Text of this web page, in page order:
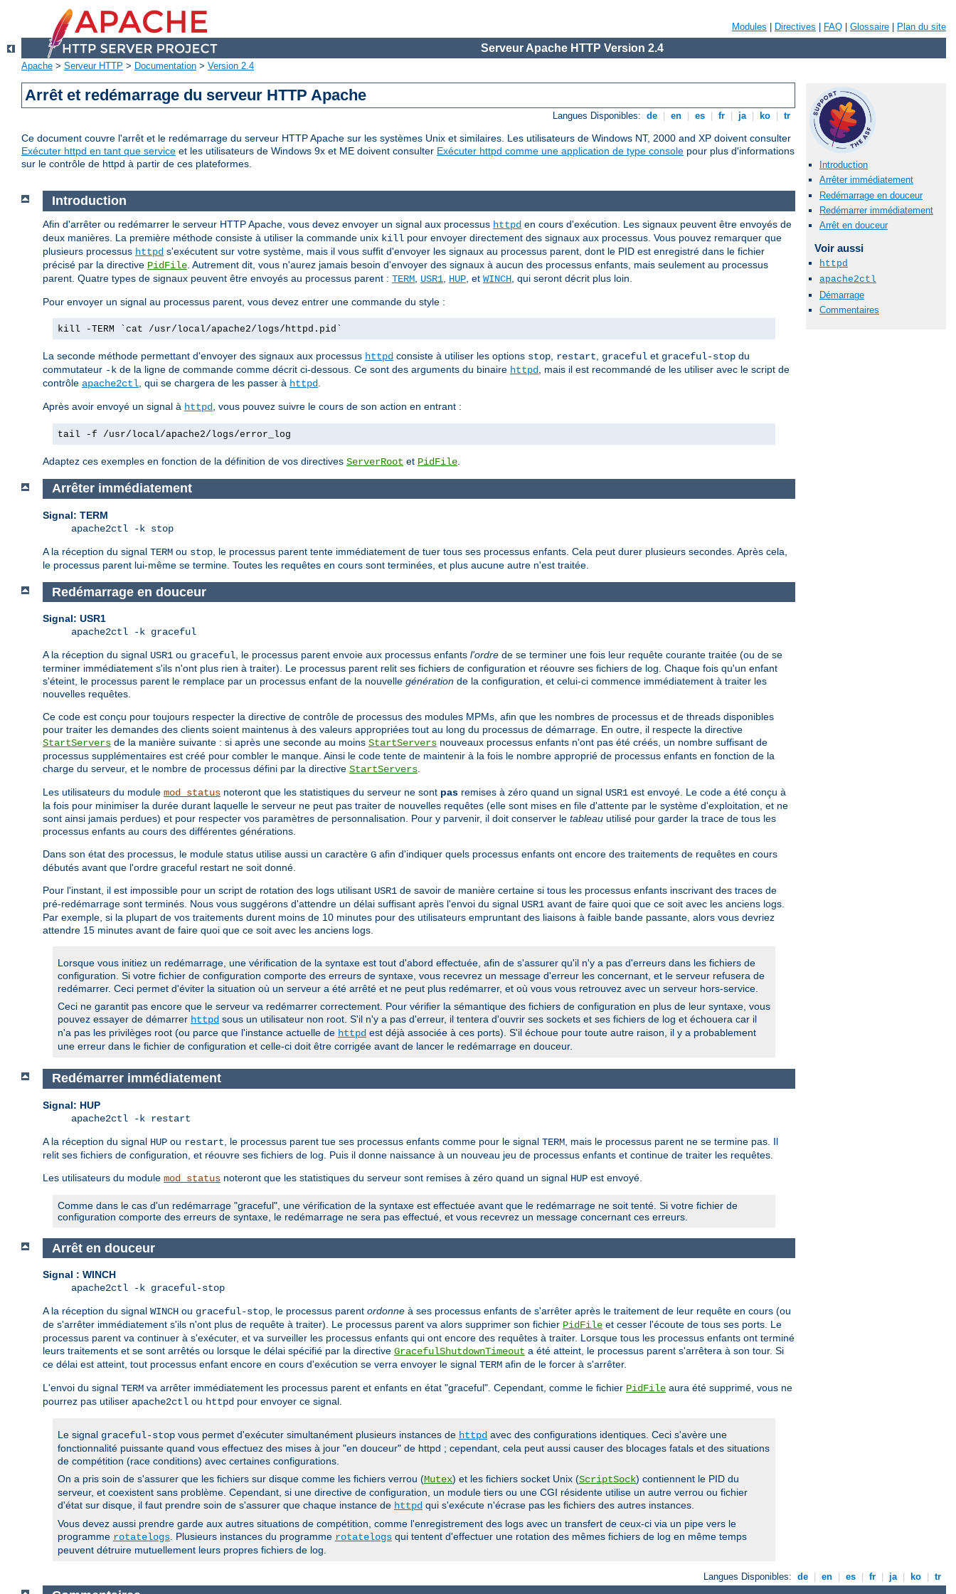
Modules Directives FAQ Glossaire Plan du site
Serveur Apache HTTP Version 2.4
Apache > Serveur HTTP > Documentation > Version 2.4
Arrêt et redémarrage du serveur HTTP Apache
Langues Disponibles: de en es fr ja ko tr
Ce document couvre l'arrêt et le redémarrage du serveur HTTP Apache sur les systèmes Unix et similaires. Les utilisateurs de Windows NT, 2000 and XP doivent consulter
Exécuter httpd en tant que service et les utilisateurs de Windows 9x et ME doivent consulter Exécuter httpd comme une application de type console pour plus d'informations
sur le contrôle de httpd à partir de ces plateformes.
Introduction
Arrêter immédiatement
Redémarrage en douceur
Redémarrer immédiatement
Arrêt en douceur
Voir aussi
httpd
apache2ctl
Démarrage
Commentaires
Introduction
Afin d'arrêter ou redémarrer le serveur HTTP Apache, vous devez envoyer un signal aux processus httpd en cours d'exécution. Les signaux peuvent être envoyés de
deux manières. La première méthode consiste à utiliser la commande unix kill pour envoyer directement des signaux aux processus. Vous pouvez remarquer que
plusieurs processus httpd s'exécutent sur votre système, mais il vous suffit d'envoyer les signaux au processus parent, dont le PID est enregistré dans le fichier
précisé par la directive PidFile . Autrement dit, vous n'aurez jamais besoin d'envoyer des signaux à aucun des processus enfants, mais seulement au processus
parent. Quatre types de signaux peuvent être envoyés au processus parent : TERM USR1 HUP , et WINCH , qui seront décrit plus loin.
Pour envoyer un signal au processus parent, vous devez entrer une commande du style :
kill -TERM `cat /usr/local/apache2/logs/httpd.pid`
La seconde méthode permettant d'envoyer des signaux aux processus httpd consiste à utiliser les options stop restart graceful et graceful-stop du
commutateur -k de la ligne de commande comme décrit ci-dessous. Ce sont des arguments du binaire httpd
, mais il est recommandé de les utiliser avec le script de
contrôle apache2ctl , qui se chargera de les passer à httpd
Après avoir envoyé un signal à httpd , vous pouvez suivre le cours de son action en entrant :
tail -f /usr/local/apache2/logs/error_log
Adaptez ces exemples en fonction de la définition de vos directives ServerRoot et PidFile
Arrêter immédiatement
Signal: TERM
apache2ctl -k stop
A la réception du signal TERM ou stop , le processus parent tente immédiatement de tuer tous ses processus enfants. Cela peut durer plusieurs secondes. Après cela,
le processus parent lui-même se termine. Toutes les requêtes en cours sont terminées, et plus aucune autre n'est traitée.
Redémarrage en douceur
Signal: USR1
apache2ctl -k graceful
A la réception du signal USR1 ou graceful, le processus parent envoie aux processus enfants l'ordre de se terminer une fois leur requête courante traitée (ou de se
terminer immédiatement s'ils n'ont plus rien à traiter). Le processus parent relit ses fichiers de configuration et réouvre ses fichiers de log. Chaque fois qu'un enfant
s'éteint, le processus parent le remplace par un processus enfant de la nouvelle génération de la configuration, et celui-ci commence immédiatement à traiter les
nouvelles requêtes.
Ce code est conçu pour toujours respecter la directive de contrôle de processus des modules MPMs, afin que les nombres de processus et de threads disponibles
pour traiter les demandes des clients soient maintenus à des valeurs appropriées tout au long du processus de démarrage. En outre, il respecte la directive
StartServers de la manière suivante : si après une seconde au moins StartServers nouveaux processus enfants n'ont pas été créés, un nombre suffisant de
processus supplémentaires est créé pour combler le manque. Ainsi le code tente de maintenir à la fois le nombre approprié de processus enfants en fonction de la
charge du serveur, et le nombre de processus défini par la directive StartServers.
Les utilisateurs du module mod_status noteront que les statistiques du serveur ne sont pas remises à zéro quand un signal USR1 est envoyé. Le code a été conçu à
la fois pour minimiser la durée durant laquelle le serveur ne peut pas traiter de nouvelles requêtes (elle sont mises en file d'attente par le système d'exploitation, et ne
sont ainsi jamais perdues) et pour respecter vos paramètres de personnalisation. Pour y parvenir, il doit conserver le tableau utilisé pour garder la trace de tous les
processus enfants au cours des différentes générations.
Dans son état des processus, le module status utilise aussi un caractère G afin d'indiquer quels processus enfants ont encore des traitements de requêtes en cours
débutés avant que l'ordre graceful restart ne soit donné.
Pour l'instant, il est impossible pour un script de rotation des logs utilisant USR1 de savoir de manière certaine si tous les processus enfants inscrivant des traces de
pré-redémarrage sont terminés. Nous vous suggérons d'attendre un délai suffisant après l'envoi du signal USR1 avant de faire quoi que ce soit avec les anciens logs.
Par exemple, si la plupart de vos traitements durent moins de 10 minutes pour des utilisateurs empruntant des liaisons à faible bande passante, alors vous devriez
attendre 15 minutes avant de faire quoi que ce soit avec les anciens logs.
Lorsque vous initiez un redémarrage, une vérification de la syntaxe est tout d'abord effectuée, afin de s'assurer qu'il n'y a pas d'erreurs dans les fichiers de
configuration. Si votre fichier de configuration comporte des erreurs de syntaxe, vous recevrez un message d'erreur les concernant, et le serveur refusera de
redémarrer. Ceci permet d'éviter la situation où un serveur a été arrêté et ne peut plus redémarrer, et où vous vous retrouvez avec un serveur hors-service.
Ceci ne garantit pas encore que le serveur va redémarrer correctement. Pour vérifier la sémantique des fichiers de configuration en plus de leur syntaxe, vous
pouvez essayer de démarrer httpd sous un utilisateur non root. S'il n'y a pas d'erreur, il tentera d'ouvrir ses sockets et ses fichiers de log et échouera car il
n'a pas les privilèges root (ou parce que l'instance actuelle de httpd est déjà associée à ces ports). S'il échoue pour toute autre raison, il y a probablement
une erreur dans le fichier de configuration et celle-ci doit être corrigée avant de lancer le redémarrage en douceur.
Redémarrer immédiatement
Signal: HUP
apache2ctl -k restart
A la réception du signal HUP ou restart , le processus parent tue ses processus enfants comme pour le signal TERM , mais le processus parent ne se termine pas. Il
relit ses fichiers de configuration, et réouvre ses fichiers de log. Puis il donne naissance à un nouveau jeu de processus enfants et continue de traiter les requêtes.
Les utilisateurs du module mod_status noteront que les statistiques du serveur sont remises à zéro quand un signal HUP est envoyé.
Comme dans le cas d'un redémarrage "graceful", une vérification de la syntaxe est effectuée avant que le redémarrage ne soit tenté. Si votre fichier de
configuration comporte des erreurs de syntaxe, le redémarrage ne sera pas effectué, et vous recevrez un message concernant ces erreurs.
Arrêt en douceur
Signal : WINCH
apache2ctl -k graceful-stop
A la réception du signal WINCH ou graceful-stop, le processus parent ordonne à ses processus enfants de s'arrêter après le traitement de leur requête en cours (ou
de s'arrêter immédiatement s'ils n'ont plus de requête à traiter). Le processus parent va alors supprimer son fichier PidFile et cesser l'écoute de tous ses ports. Le
processus parent va continuer à s'exécuter, et va surveiller les processus enfants qui ont encore des requêtes à traiter. Lorsque tous les processus enfants ont terminé
leurs traitements et se sont arrêtés ou lorsque le délai spécifié par la directive GracefulShutdownTimeout a été atteint, le processus parent s'arrêtera à son tour. Si
ce délai est atteint, tout processus enfant encore en cours d'exécution se verra envoyer le signal TERM afin de le forcer à s'arrêter.
L'envoi du signal TERM va arrêter immédiatement les processus parent et enfants en état "graceful". Cependant, comme le fichier PidFile aura été supprimé, vous ne
pourrez pas utiliser apache2ctl ou httpd pour envoyer ce signal.
Le signal graceful-stop vous permet d'exécuter simultanément plusieurs instances de httpd avec des configurations identiques. Ceci s'avère une
fonctionnalité puissante quand vous effectuez des mises à jour "en douceur" de httpd ; cependant, cela peut aussi causer des blocages fatals et des situations
de compétition (race conditions) avec certaines configurations.
On a pris soin de s'assurer que les fichiers sur disque comme les fichiers verrou (Mutex) et les fichiers socket Unix (ScriptSock) contiennent le PID du
serveur, et coexistent sans problème. Cependant, si une directive de configuration, un module tiers ou une CGI résidente utilise un autre verrou ou fichier
d'état sur disque, il faut prendre soin de s'assurer que chaque instance de httpd qui s'exécute n'écrase pas les fichiers des autres instances.
Vous devez aussi prendre garde aux autres situations de compétition, comme l'enregistrement des logs avec un transfert de ceux-ci via un pipe vers le
programme rotatelogs. Plusieurs instances du programme rotatelogs qui tentent d'effectuer une rotation des mêmes fichiers de log en même temps
peuvent détruire mutuellement leurs propres fichiers de log.
Langues Disponibles: de en es fr ja ko tr